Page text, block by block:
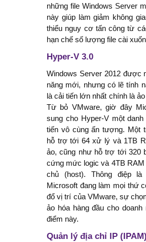
đua lái máy bay tốc độ
Poe: Dùng thử Chatbot
Ransomware BlackCat
ngăn chặn ra sao?
những file Windows Server
này giúp làm giảm không
thiểu nguy cơ tấn công từ
hạn chế số lượng file cài
Hyper-V 3.0
Windows Server 2012 được
năng mới, nhưng có lẽ tính
là cải tiến lớn nhất chính là
Từ bỏ VMware, giờ đây
sung cho Hyper-V một
tiến vô cùng ấn tượng. Một
hỗ trợ tới 64 xử lý và 1TB
ảo, cũng như hỗ trợ tới 320
cứng mức logic và 4TB RAM
chủ (host). Thông điệp
Microsoft đang làm mọi thứ
đổ vị trí của VMware, sự
ảo hóa hàng đầu cho doanh
điểm này.
Quản lý địa chỉ IP (IPAM)